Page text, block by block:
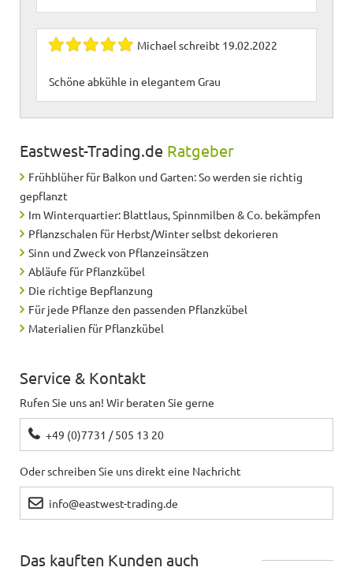
Michael schreibt 19.02.2022
Schöne abkühle in elegantem Grau
Eastwest-Trading.de Ratgeber
Frühblüher für Balkon und Garten: So werden sie richtig
gepflanzt
Im Winterquartier: Blattlaus, Spinnmilben & Co. bekämpfen
Pflanzschalen für Herbst/Winter selbst dekorieren
Sinn und Zweck von Pflanzeinsätzen
Abläufe für Pflanzkübel
Die richtige Bepflanzung
Für jede Pflanze den passenden Pflanzkübel
Materialien für Pflanzkübel
Service & Kontakt
Rufen Sie uns an! Wir beraten Sie gerne
+49 (0)7731 / 505 13 20
Oder schreiben Sie uns direkt eine Nachricht
info@eastwest-trading.de
Das kauften Kunden auch